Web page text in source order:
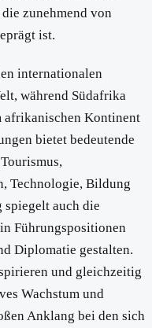
zunehmend von
ist.
internationalen
während Südafrika
afrikanischen Kontinent
bietet bedeutende
Technologie, Bildung
spiegelt auch die
Führungspositionen
Diplomatie gestalten.
und gleichzeitig
Wachstum und
Anklang bei den sich